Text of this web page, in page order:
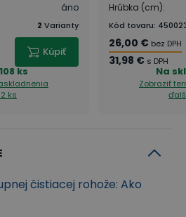
áno
2 Varianty
Kúpiť
108 ks
ks
Hrúbka (cm):
Kód tovaru:
26,00 € bez DPH
31,98 € s DPH
Na
Zobraziť
čistiacej rohože: Ako